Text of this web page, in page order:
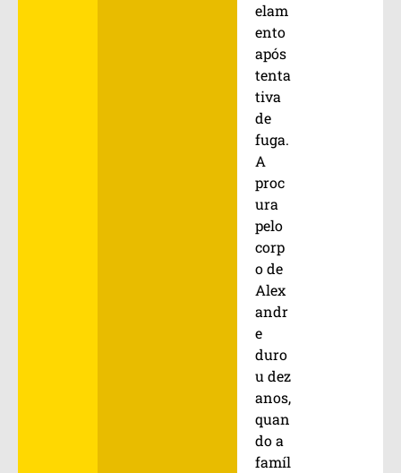
elam
ento
após
tenta
tiva
de
fuga.
A
proc
ura
pelo
corp
o de
Alex
andr
e
duro
u dez
anos,
quan
do a
famíl